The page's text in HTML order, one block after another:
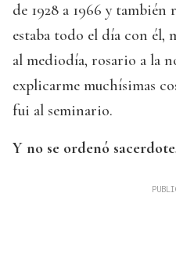
de 1928 a 1966 y
estaba todo el día con él,
al mediodía, rosario a la
explicarme muchísimas
fui al seminario.
Y no se ordenó